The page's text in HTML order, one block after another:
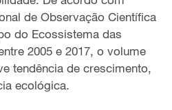
de Observação Científica
do Ecossistema das
2005 e 2017, o volume
tendência de crescimento,
ecológica.